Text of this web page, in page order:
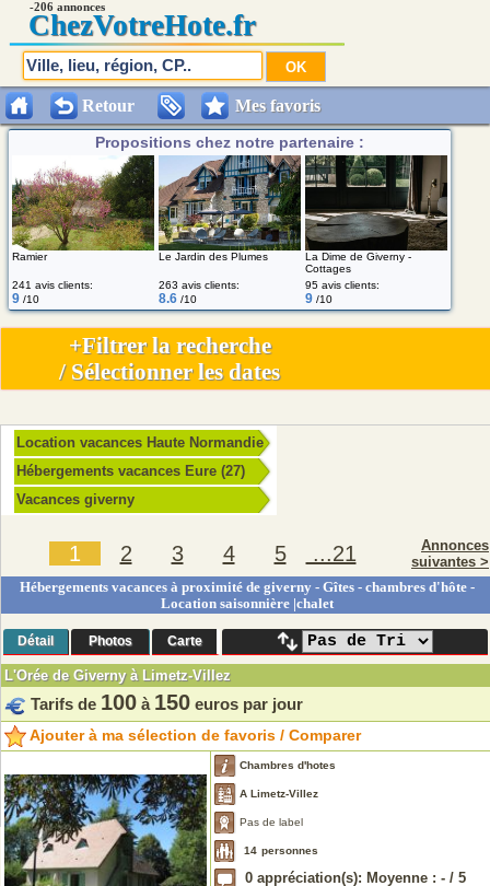
Propositions chez notre partenaire :
Ramier Le Jardin des Plumes
La Dime de Giverny -
Cottages
241 avis clients:
9 /10
263 avis clients:
8.6 /10
95 avis clients:
9 /10
Retour Mes favoris
-206 annonces
ChezVotreHote.fr
Location vacances Haute Normandie
Hébergements vacances Eure (27)
Vacances giverny
1 2 3 4 5 ...21
Annonces
suivantes >
Hébergements vacances à proximité de giverny - Gîtes - chambres d'hôte -
Location saisonnière |chalet
Détail Photos Carte
L'Orée de Giverny à Limetz-Villez
Tarifs de 100 à 150 euros par jour
Ajouter à ma sélection de favoris / Comparer
Chambres d'hotes
A Limetz-Villez
Pas de label
14 personnes
0 appréciation(s): Moyenne : - / 5
+Filtrer la recherche
/ Sélectionner les dates